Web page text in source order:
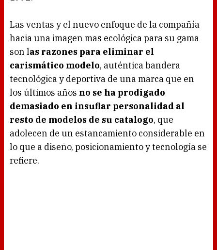
Las ventas y el nuevo enfoque de la compañía
hacia una imagen mas ecológica para su gama
son las razones para eliminar el
carismático modelo, auténtica bandera
tecnológica y deportiva de una marca que en
los últimos años no se ha prodigado
demasiado en insuflar personalidad al
resto de modelos de su catalogo, que
adolecen de un estancamiento considerable en
lo que a diseño, posicionamiento y tecnología se
refiere.